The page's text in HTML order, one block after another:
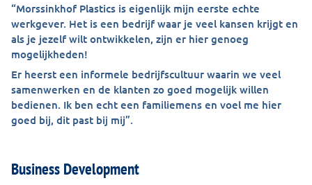
“Morssinkhof Plastics is eigenlijk mijn eerste echte
werkgever. Het is een bedrijf waar je veel kansen krijgt en
als je jezelf wilt ontwikkelen, zijn er hier genoeg
mogelijkheden!
Er heerst een informele bedrijfscultuur waarin we veel
samenwerken en de klanten zo goed mogelijk willen
bedienen. Ik ben echt een familiemens en voel me hier
goed bij, dit past bij mij”.
Business Development